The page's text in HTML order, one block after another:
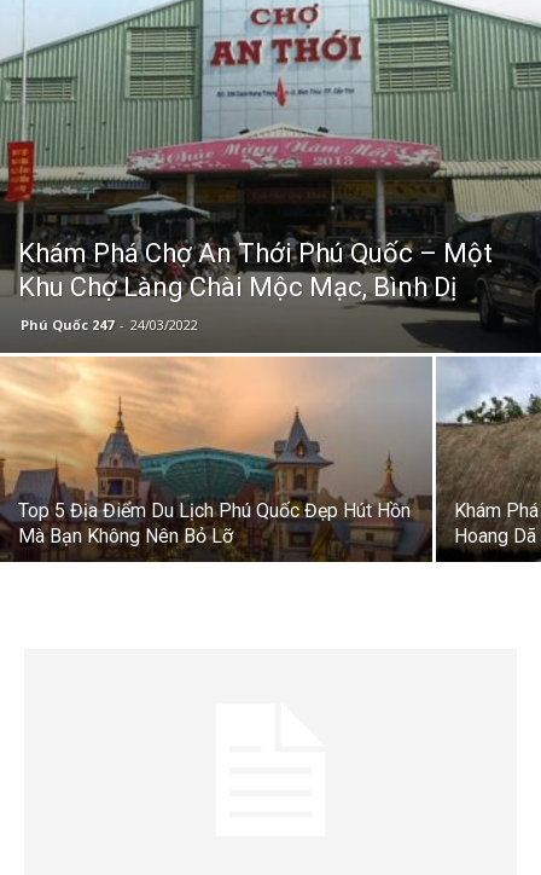
Khám Phá Chợ An Thới Phú Quốc – Một
Khu Chợ Làng Chài Mộc Mạc, Bình Dị
Phú Quốc 247 - 24/03/2022
Top 5 Địa Điểm Du Lịch Phú Quốc Đẹp Hút Hồn
Mà Bạn Không Nên Bỏ Lỡ
Khám
Hoang